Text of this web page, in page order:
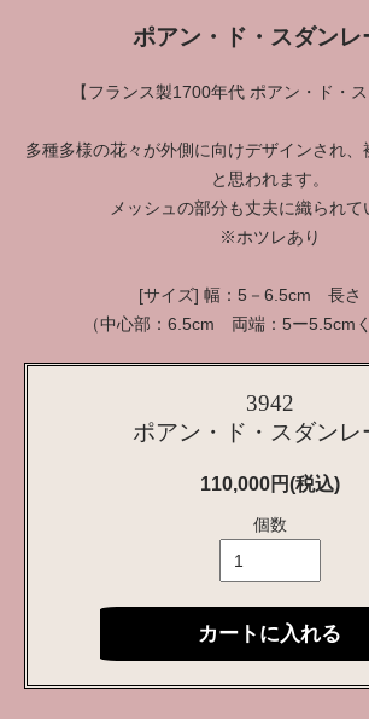
ポアン・ド・スダンレ
【フランス製1700年代 ポアン・ド・ス
多種多様の花々が外側に向けデザインされ、
と思われます。
メッシュの部分も丈夫に織られて
※ホツレあり
[サイズ] 幅：5－6.5cm 長さ
（中心部：6.5cm 両端：5ー5.5cmく
3942
ポアン・ド・スダンレ
110,000円(税込)
個数
カートに入れる